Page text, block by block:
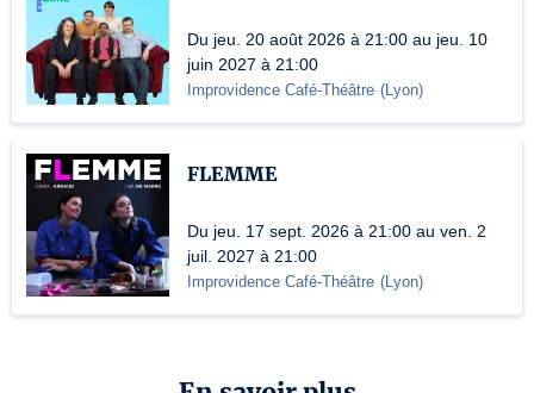
Du jeu. 20 août 2026 à 21:00 au jeu. 10
juin 2027 à 21:00
Improvidence Café-Théâtre (Lyon)
FLEMME
Du jeu. 17 sept. 2026 à 21:00 au ven. 2
juil. 2027 à 21:00
Improvidence Café-Théâtre (Lyon)